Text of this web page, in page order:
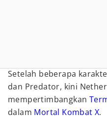
Setelah beberapa
dan Predator, kini
mempertimbangkan
dalam Mortal Kombat X.